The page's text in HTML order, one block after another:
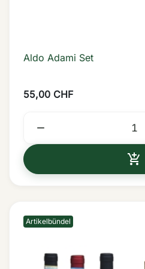
Aldo Adami Set
55,00 CHF


Artikelbündel